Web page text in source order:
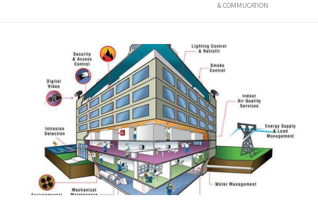
COMMUCATION &